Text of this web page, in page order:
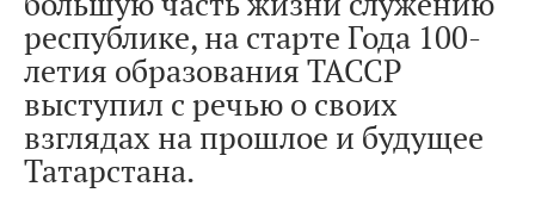
республике, на старте Года 100-
летия образования ТАССР
выступил с речью о своих
взглядах на прошлое и будущее
Татарстана.